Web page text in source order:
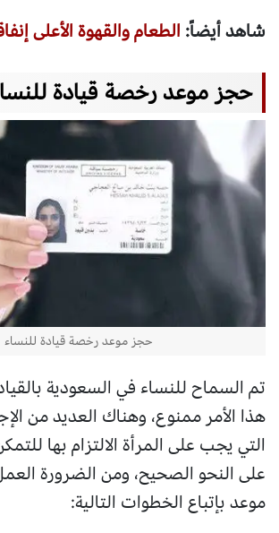
شاهد أيضاً: الطعام والقهوة الأعلى
حجز موعد رخصة قيادة
حجز موعد رخصة قيادة للنساء
تم السماح للنساء في السعودية
هذا الأمر ممنوع، وهناك العديد من
التي يجب على المرأة الالتزام بها
على النحو الصحيح، ومن الضرورة
موعد بإتباع الخطوات التالية: